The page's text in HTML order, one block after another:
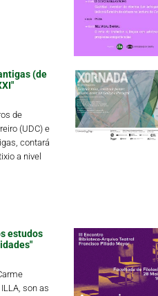
(de
de
(UDC) e
contará
a nivel
estudos
son as